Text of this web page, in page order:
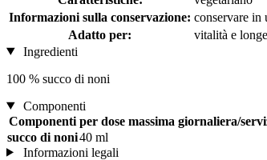
Informazioni sulla conservazione: conservare in
Adatto per:
vitalità e
Ingredienti
100 % succo di noni
Componenti
Componenti per dose massima giornaliera/
succo di noni40 ml
Informazioni legali